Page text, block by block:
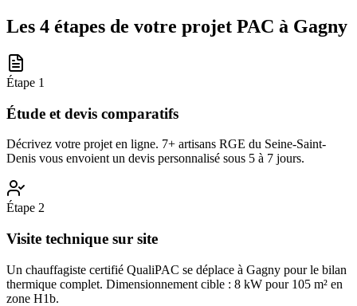
Les 4 étapes de votre projet PAC à Gagny
Étape 1
Étude et devis comparatifs
Décrivez votre projet en ligne. 7+ artisans RGE du Seine-Saint-
Denis vous envoient un devis personnalisé sous 5 à 7 jours.
Étape 2
Visite technique sur site
Un chauffagiste certifié QualiPAC se déplace à Gagny pour le bilan
thermique complet. Dimensionnement cible : 8 kW pour 105 m² en
zone H1b.